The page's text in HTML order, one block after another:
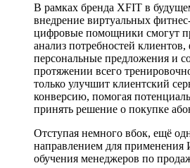
В рамках бренда XFIT в
внедрение виртуальных
цифровые помощники смогут
анализ потребностей
персональные предложения и
протяжении всего
только улучшит клиентский
конверсию, помогая
принять решение о покупке
Отступая немного вбок, ещё
направлением для применения
обучения менеджеров по